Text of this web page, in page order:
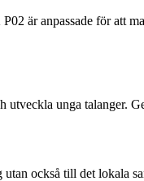
är anpassade för att
unga talanger.
också till det lokala